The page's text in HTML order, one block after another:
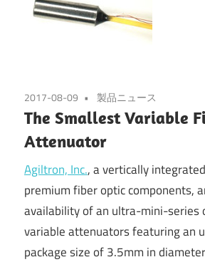
2017-08-09 製品ニュース
The Smallest Variable
Attenuator
Agiltron, Inc., a vertically
premium fiber optic components,
availability of an ultra-mini-series
variable attenuators featuring an
package size of 3.5mm in